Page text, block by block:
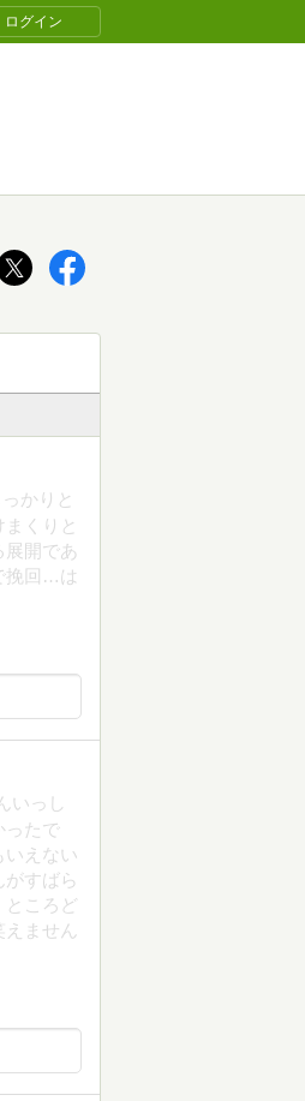
ログイン
かりと
くりと
開であ
挽回…は
っし
ったで
いえない
すばら
ところど
ません